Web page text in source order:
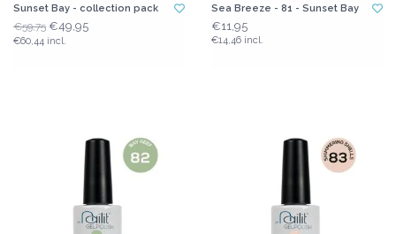
Sunset Bay - collection pack
€59,75 €49,95
€60,44 incl.
Sea Breeze - 81 - Sunset Bay
€11,95
€14,46 incl.